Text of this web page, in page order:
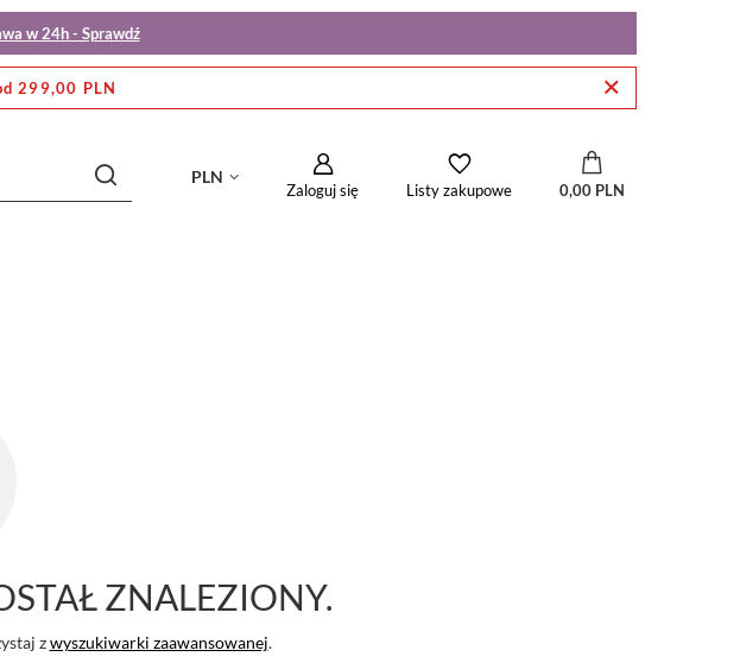
w 24h - Sprawdź
299,00 PLN
PLN
Zaloguj się Listy zakupowe 0,00 PLN
ZNALEZIONY.
zwyszukiwarki zaawansowanej.